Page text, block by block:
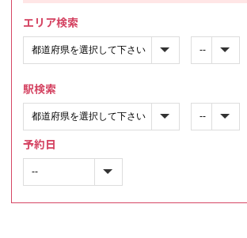
エリア検索
駅検索
予約日